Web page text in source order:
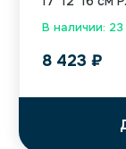
В наличии:
8 423 ₽